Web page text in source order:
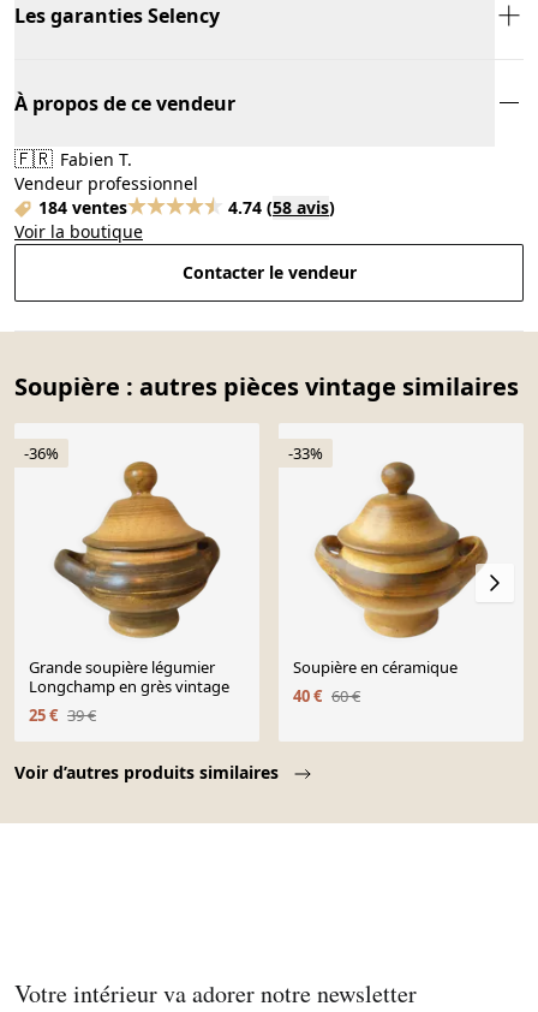
Les garanties Selency
À propos de ce vendeur
🇫🇷 Fabien T.
Vendeur professionnel
184 ventes
4.74 (58 avis)
Voir la boutique
Contacter le vendeur
Soupière : autres pièces vintage similaires
Voir d’autres produits similaires
-36%
Grande soupière légumier
Longchamp en grès vintage
25 € 39 €
-33%
Soupière en céramique
40 € 60 €
Votre intérieur va adorer notre newsletter